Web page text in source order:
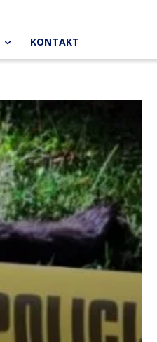
KONTAKT